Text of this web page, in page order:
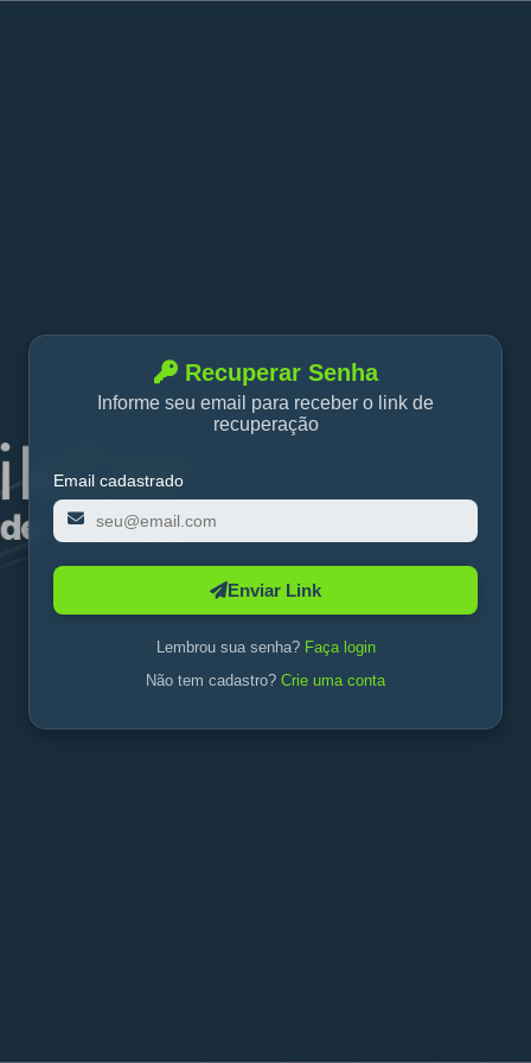
Recuperar Senha
Informe seu email para receber o link de
recuperação
Email cadastrado
Enviar Link
Lembrou sua senha? Faça login
Não tem cadastro? Crie uma conta